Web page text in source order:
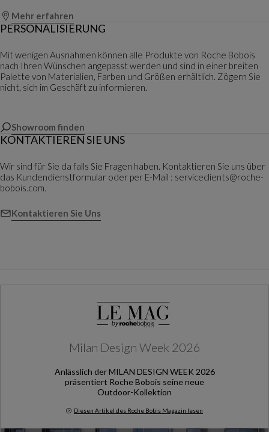
Mehr erfahren
PERSONALISIERUNG
Mit wenigen Ausnahmen können alle Produkte von Roche Bobois
nach Ihren Wünschen angepasst werden und sind in einer breiten
Palette von Materialien, Farben und Größen erhältlich. Zögern Sie
nicht, sich im Geschäft zu informieren.
Showroom finden
KONTAKTIEREN SIE UNS
Wir sind für Sie da falls Sie Fragen haben. Kontaktieren Sie uns über
das Kundendienstformular oder per E-Mail : serviceclients@roche-
bobois.com.
Kontaktieren Sie Uns
Milan Design Week 2026
Anlässlich der MILAN DESIGN WEEK 2026
präsentiert Roche Bobois seine neue
Outdoor-Kollektion
Diesen Artikel des Roche Bobis Magazin lesen
Milan Design Week 2026